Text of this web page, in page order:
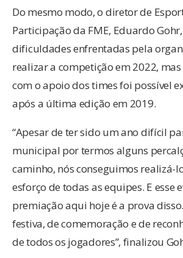
Do mesmo modo, o diretor de
Participação da FME, Eduardo
dificuldades enfrentadas pela
realizar a competição em 2022,
com o apoio dos times foi possível
após a última edição em 2019.
“Apesar de ter sido um ano difícil
municipal por termos alguns
caminho, nós conseguimos realizá-
esforço de todas as equipes. E esse
premiação aqui hoje é a prova
festiva, de comemoração e de
de todos os jogadores”, finalizou